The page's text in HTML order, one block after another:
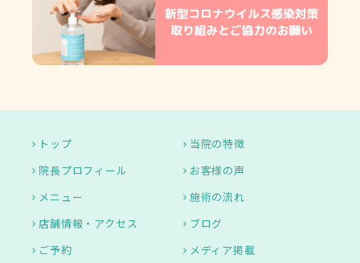
トップ
当院の特徴
院長プロフィール
お客様の声
メニュー
施術の流れ
店舗情報・アクセス
ブログ
ご予約
メディア掲載